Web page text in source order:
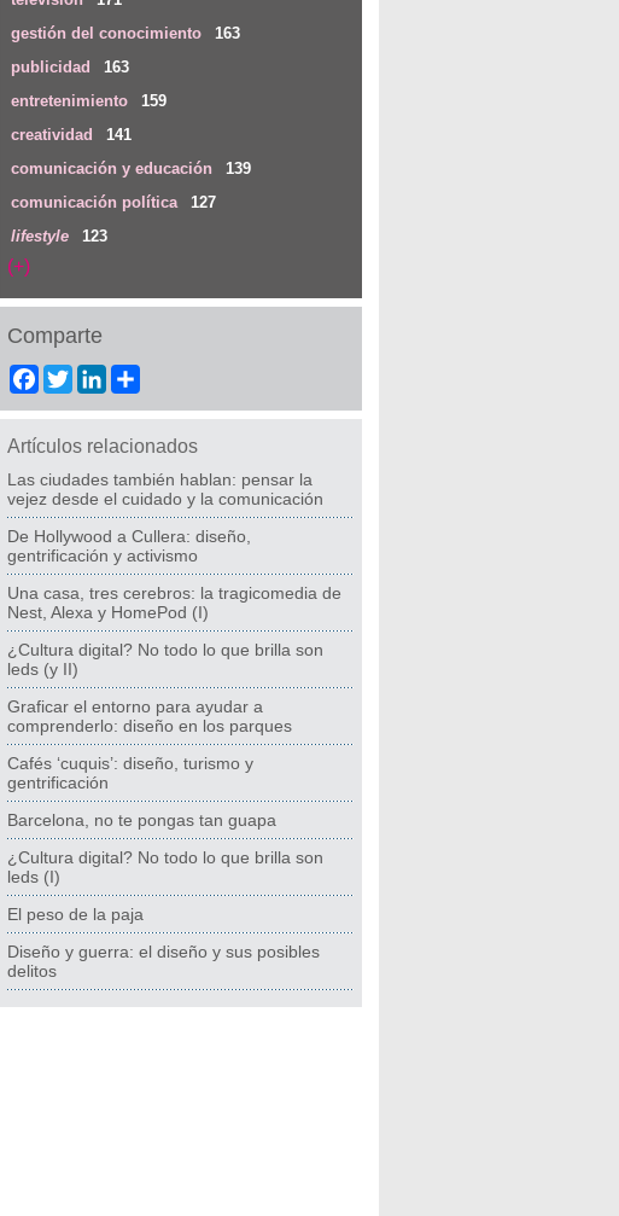
gestión del conocimiento
163
publicidad
163
entretenimiento
159
creatividad
141
comunicación y educación
139
comunicación política
127
lifestyle
123
(+)
Comparte
Facebook
TwitterLinkedIn
Artículos relacionados
Las ciudades también hablan: pensar la
vejez desde el cuidado y la comunicación
De Hollywood a Cullera: diseño,
gentrificación y activismo
Una casa, tres cerebros: la tragicomedia de
Nest, Alexa y HomePod (I)
¿Cultura digital? No todo lo que brilla son
leds (y II)
Graficar el entorno para ayudar a
comprenderlo: diseño en los parques
Cafés ‘cuquis’: diseño, turismo y
gentrificación
Barcelona, no te pongas tan guapa
¿Cultura digital? No todo lo que brilla son
leds (I)
El peso de la paja
Diseño y guerra: el diseño y sus posibles
delitos